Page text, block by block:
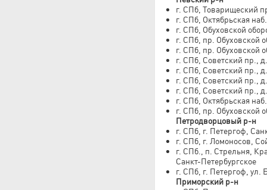
г. СПб, Товарищеский
г. СПб, Октябрьская
г. СПб, Обуховской
г. СПб, пр. Обуховской
г. СПб, пр. Обуховской
г. СПб, Советский пр.,
г. СПб, Советский пр.,
г. СПб, Советский пр.,
г. СПб, Советский пр.,
г. СПб, Октябрьская
г. СПб, пр. Обуховской
Петродворцовый р-н
г. СПб, г. Петергоф,
г. СПб, г. Ломоносов,
г. СПб., п. Стрельня,
Санкт-Петербургское
г. СПб, г. Петергоф, ул.
Приморский р-н